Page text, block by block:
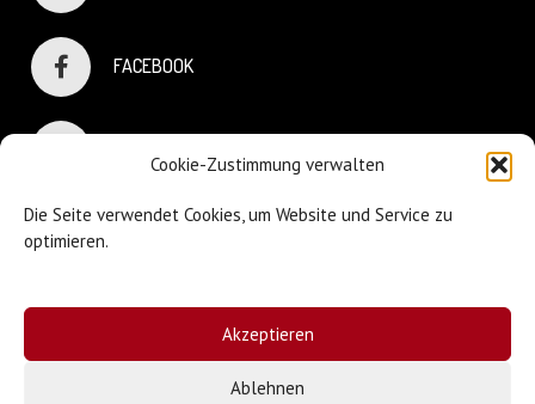
Cookie-Zustimmung verwalten
Die Seite verwendet Cookies, um Website und Service zu
optimieren.
Akzeptieren
Ablehnen
FACEBOOK
Sniffing Dog